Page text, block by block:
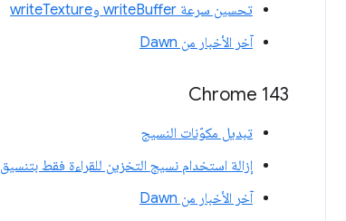
تحسين سرعة writeBuffer وwriteTexture
آخر الأخبار من Dawn
Chrome 143
تبديل مكوّنات النسيج
إزالة استخدام نسيج التخزين للقراءة فقط بتنسيق bgra8unorm
آخر الأخبار من Dawn